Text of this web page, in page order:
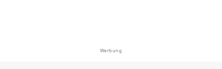
Werbung